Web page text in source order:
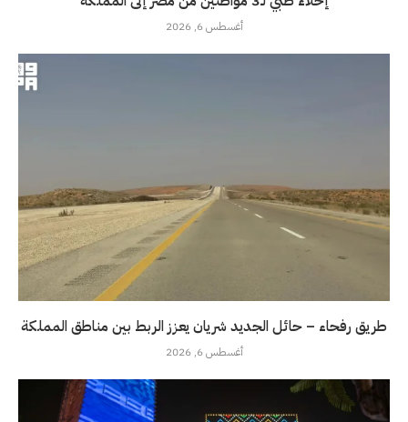
أغسطس 6, 2026
طريق رفحاء – حائل الجديد شريان يعزز الربط بين مناطق المملكة
أغسطس 6, 2026